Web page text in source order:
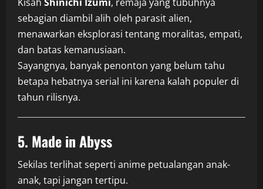
sebagian diambil alih oleh parasit alien,
menawarkan eksplorasi tentang moralitas, empati,
dan batas kemanusiaan.
Sayangnya, banyak penonton yang belum tahu
betapa hebatnya serial ini karena kalah populer di
tahun rilisnya.
5. Made in Abyss
Sekilas terlihat seperti anime petualangan anak-
anak, tapi jangan tertipu.